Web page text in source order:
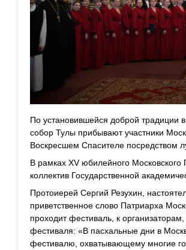
По установившейся доброй традиции
собор Тулы прибывают участники
Воскресшем Спасителе посредством
В рамках XV юбилейного
коллектив Государственной
Протоиерей Сергий Резухин,
приветственное слово Патриарха
проходит фестиваль, к
фестиваля: «В пасхальные дни в
фестивалю, охватывающему многие